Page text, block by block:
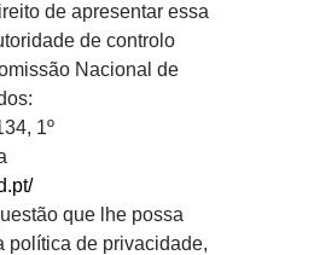
de apresentar essa
de controlo
Nacional de
1º
que lhe possa
política de privacidade,